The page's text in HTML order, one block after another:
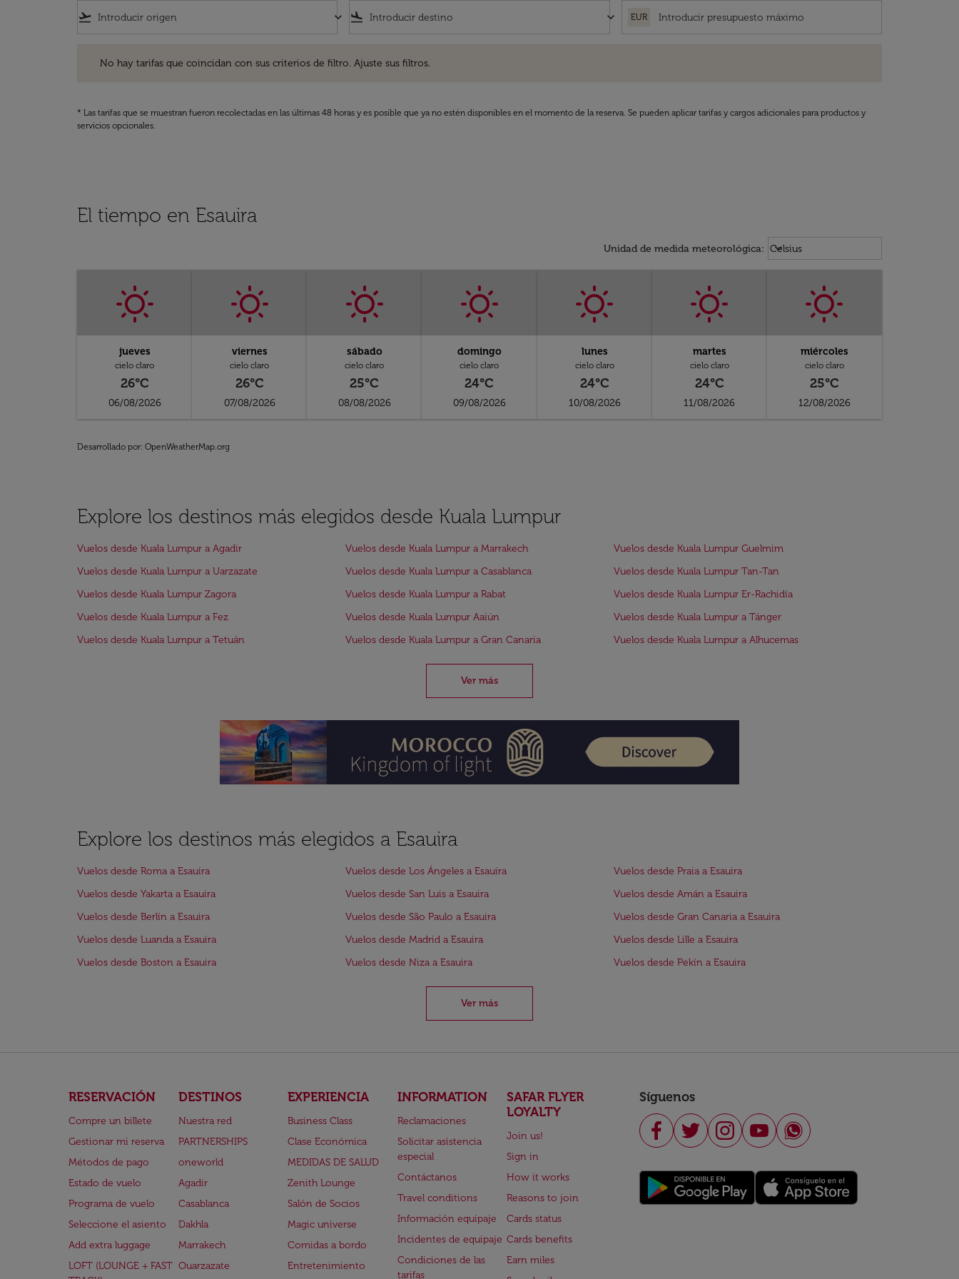
flight_takeoff keyboard_arrow_down flight_land keyboard_arrow_down EUR
No hay tarifas que coincidan con sus criterios de filtro. Ajuste sus filtros.
* Las tarifas que se muestran fueron recolectadas en las últimas 48 horas y es posible que ya no estén disponibles en el momento de la reserva. Se pueden aplicar tarifas y cargos adicionales para productos y
servicios opcionales.
El tiempo en Esauira
Unidad de medida meteorológica: Weather unit option Celsius
Celsius
keyboard_arrow_down
jueves
cielo claro
26°C
06/08/2026
viernes
cielo claro
26°C
07/08/2026
sábado
cielo claro
25°C
08/08/2026
domingo
cielo claro
24°C
09/08/2026
lunes
cielo claro
24°C
10/08/2026
martes
cielo claro
24°C
11/08/2026
miércoles
cielo claro
25°C
12/08/2026
Desarrollado por: OpenWeatherMap.org
Explore los destinos más elegidos desde Kuala Lumpur
Vuelos desde Kuala Lumpur a Agadir Vuelos desde Kuala Lumpur a Marrakech
Vuelos desde Kuala Lumpur Guelmim
Vuelos desde Kuala Lumpur a Uarzazate
Vuelos desde Kuala Lumpur a Casablanca
Vuelos desde Kuala Lumpur Tan-Tan
Vuelos desde Kuala Lumpur Zagora
Vuelos desde Kuala Lumpur a Rabat
Vuelos desde Kuala Lumpur Er-Rachidía
Vuelos desde Kuala Lumpur a Fez
Vuelos desde Kuala Lumpur Aaiún
Vuelos desde Kuala Lumpur a Tánger
Vuelos desde Kuala Lumpur a Tetuán
Vuelos desde Kuala Lumpur a Gran Canaria Vuelos desde Kuala Lumpur a Alhucemas
Ver más
Explore los destinos más elegidos a Esauira
Vuelos desde Roma a Esauira Vuelos desde Los Ángeles a Esauira
Vuelos desde Praia a Esauira
Vuelos desde Yakarta a Esauira
Vuelos desde San Luis a Esauira
Vuelos desde Amán a Esauira
Vuelos desde Berlín a Esauira
Vuelos desde São Paulo a Esauira
Vuelos desde Gran Canaria a Esauira
Vuelos desde Luanda a Esauira
Vuelos desde Madrid a Esauira
Vuelos desde Lille a Esauira
Vuelos desde Boston a Esauira
Vuelos desde Niza a Esauira Vuelos desde Pekín a Esauira
Ver más
RESERVACIÓN
Compre un billete
Gestionar mi reserva
Métodos de pago
Estado de vuelo
Programa de vuelo
Seleccione el asiento
Add extra luggage
LOFT (LOUNGE + FAST
DESTINOS
Nuestra red
PARTNERSHIPS
oneworld
Agadir
Casablanca
Dakhla
Marrakech
Ouarzazate
EXPERIENCIA
Business Class
Clase Económica
MEDIDAS DE SALUD
Zenith Lounge
Salón de Socios
Magic universe
Comidas a bordo
Entretenimiento
INFORMATION
Reclamaciones
Solicitar asistencia
especial
Contáctanos
Travel conditions
Información equipaje
Incidentes de equipaje
Condiciones de las
tarifas
SAFAR FLYER
LOYALTY
Join us!
Sign in
How it works
Reasons to join
Cards status
Cards benefits
Earn miles
Síguenos